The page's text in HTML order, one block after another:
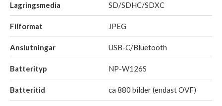
Lagringsmedia SD/SDHC/SDXC
Filformat JPEG
Anslutningar USB-C/Bluetooth
Batterityp NP-W126S
Batteritid ca 880 bilder (endast OVF)